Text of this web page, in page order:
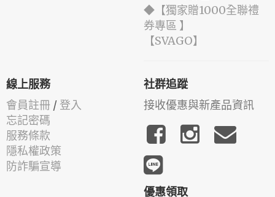
◆【獨家贈1000全聯禮
券專區 】
️【SVAGO】️
線上服務
會員註冊 / 登入
忘記密碼
服務條款
隱私權政策
防詐騙宣導
社群追蹤
接收優惠與新產品資訊
優惠領取